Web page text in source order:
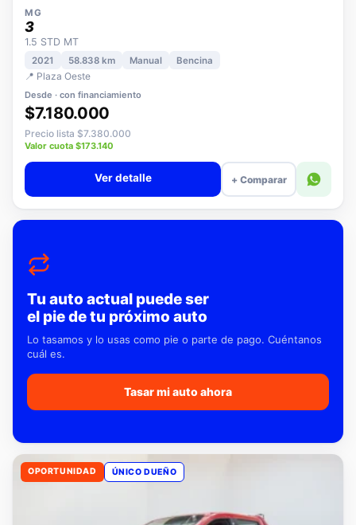
MG
3
1.5 STD MT
2021 58.838 km
📍 Plaza Oeste
Desde · con financiamiento
$7.180.000
Precio lista $7.380.000
Valor cuota $173.140
+ Comparar
Tu auto actual puede ser
el pie de tu próximo auto
Lo tasamos y lo usas como pie o parte de pago. Cuéntanos
OPORTUNIDAD